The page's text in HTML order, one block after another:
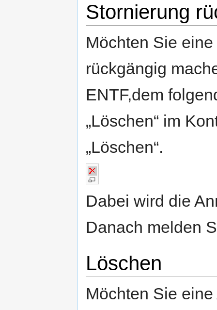
Stornierung
Möchten Sie
rückgängig
ENTF,dem
„Löschen“ im
„Löschen“.
Dabei wird die
Danach melden
Löschen
Möchten Sie